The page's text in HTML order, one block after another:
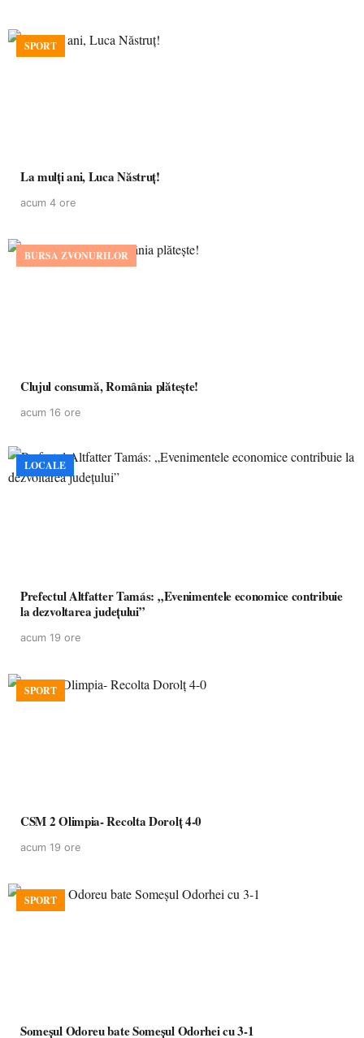
SPORT
La mulţi ani, Luca Năstruţ!
acum 4 ore
BURSA ZVONURILOR
Clujul consumă, România plătește!
acum 16 ore
LOCALE
Prefectul Altfatter Tamás: „Evenimentele economice contribuie
la dezvoltarea județului”
acum 19 ore
SPORT
CSM 2 Olimpia- Recolta Dorolț 4-0
acum 19 ore
SPORT
Someșul Odoreu bate Someșul Odorhei cu 3-1